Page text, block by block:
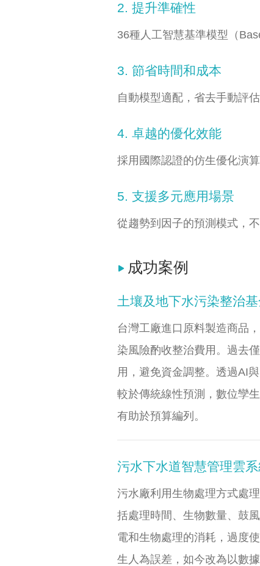
2. 提升準確性
36種人工智慧基準模型（
3. 節省時間和成本
自動模型適配，省去手動評
4. 卓越的優化效能
採用國際認證的仿生優化演
5. 支援多元應用場景
從趨勢到因子的預測模式，
成功案例
土壤及地下水污染整治
台灣工廠進口原料製造商品
染風險酌收整治費用。過去
用，避免資金調整。透過AI
較於傳統線性預測，數位孿
有助於預算編列。
污水下水道智慧管理雲
污水廠利用生物處理方式處
括處理時間、生物數量、鼓
電和生物處理的消耗，過度
生人為誤差，如今改為以數